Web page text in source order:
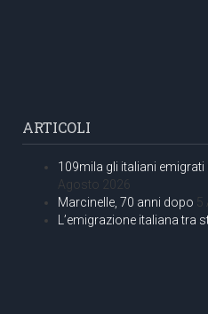
ARTICOLI
109mila gli italiani emigrati
Agosto 2026
Marcinelle, 70 anni dopo 5
L’emigrazione italiana tra